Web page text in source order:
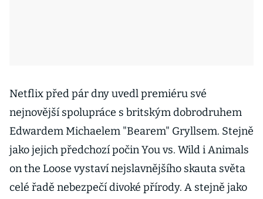
Netflix před pár dny uvedl premiéru své
nejnovější spolupráce s britským dobrodruhem
Edwardem Michaelem "Bearem" Gryllsem. Stejně
jako jejich předchozí počin You vs. Wild i Animals
on the Loose vystaví nejslavnějšího skauta světa
celé řadě nebezpečí divoké přírody. A stejně jako